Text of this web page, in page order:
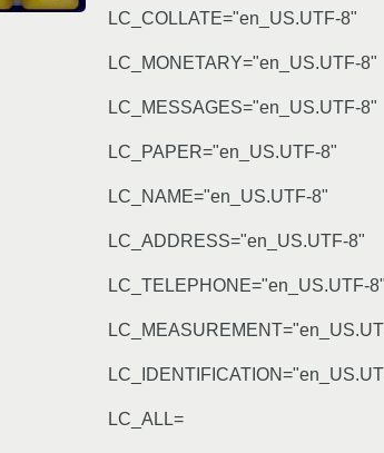
LC_COLLATE="en_US.UTF-8"
LC_MONETARY="en_US.UTF-8"
LC_MESSAGES="en_US.UTF-8"
LC_PAPER="en_US.UTF-8"
LC_NAME="en_US.UTF-8"
LC_ADDRESS="en_US.UTF-8"
LC_TELEPHONE="en_US.UTF-8"
LC_ALL=